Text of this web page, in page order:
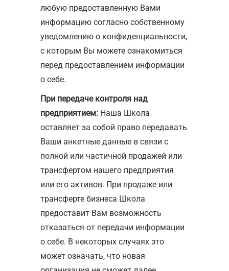
любую предоставленную Вами
информацию согласно собственному
уведомлению о конфиденциальности,
с которым Вы можете ознакомиться
перед предоставлением информации
о себе.
При передаче контроля над
предприятием: Наша Школа
оставляет за собой право передавать
Ваши анкетные данные в связи с
полной или частичной продажей или
трансфертом нашего предприятия
или его активов. При продаже или
трансферте бизнеса Школа
предоставит Вам возможность
отказаться от передачи информации
о себе. В некоторых случаях это
может означать, что новая